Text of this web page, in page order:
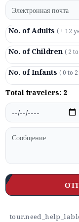
No. of Adults ( + 12
No. of Children ( 2
No. of Infants ( 0 to
Total travelers: 2